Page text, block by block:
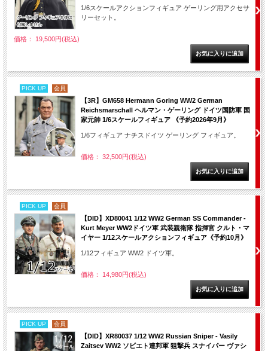
1/6スケールアクションフィギュア ゲーリング用アクセサ
リーセット。
価格： 19,500円(税込)
PICK UP 会員
【3R】GM658 Hermann Goring WW2 German
Reichsmarschall ヘルマン・ゲーリング ドイツ国防軍 国
家元帥 1/6スケールフィギュア 《予約2026年9月》
1/6フィギュア ナチスドイツ ゲーリング フィギュア。
価格： 32,500円(税込)
PICK UP 会員
【DID】XD80041 1/12 WW2 German SS Commander -
Kurt Meyer WW2ドイツ軍 武装親衛隊 指揮官 クルト・マ
イヤー 1/12スケールアクションフィギュア《予約10月》
1/12フィギュア WW2 ドイツ軍。
価格： 14,980円(税込)
PICK UP 会員
【DID】XR80037 1/12 WW2 Russian Sniper - Vasily
Zaitsev WW2 ソビエト連邦軍 狙撃兵 スナイパー ヴァシ